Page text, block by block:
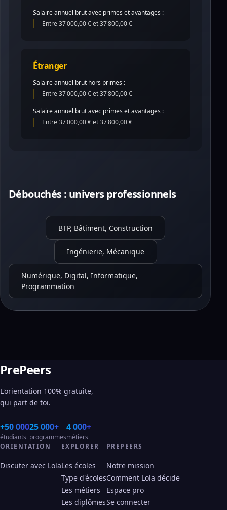
Salaire annuel brut avec primes et avantages :
Entre 37 000,00 € et 37 800,00 €
Étranger
Salaire annuel brut hors primes :
Entre 37 000,00 € et 37 800,00 €
Salaire annuel brut avec primes et avantages :
Entre 37 000,00 € et 37 800,00 €
Débouchés : univers professionnels
BTP, Bâtiment, Construction
Ingénierie, Mécanique
Numérique, Digital, Informatique,
Programmation
PrePeers
L'orientation 100% gratuite,
qui part de toi.
+50 000
étudiants
25 000+
programmes
4 000+
métiers
ORIENTATION
Discuter avec Lola
EXPLORER
Les écoles
Type d'écoles
Les métiers
Les diplômes
PREPEERS
Notre mission
Comment Lola décide
Espace pro
Se connecter